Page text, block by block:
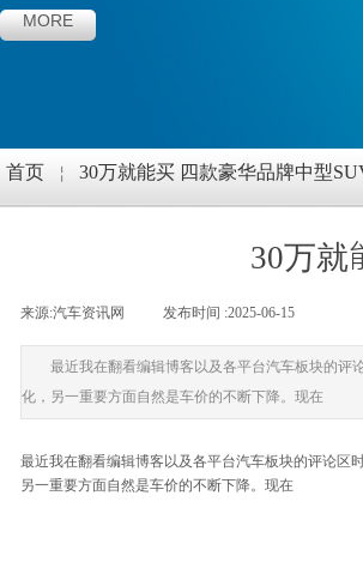
MORE
首页 ￤ 30万就能买 四款豪华品牌中型
30万就
来源:汽车资讯网 发布时间 :2025-06-15
最近我在翻看编辑博客以及各平台汽车板块的评
化，另一重要方面自然是车价的不断下降。现在
最近我在翻看编辑博客以及各平台汽车板块的评论区
另一重要方面自然是车价的不断下降。现在